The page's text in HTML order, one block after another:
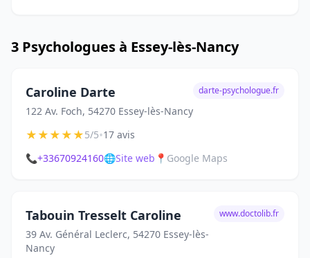
3 Psychologues à Essey-lès-Nancy
Caroline Darte
122 Av. Foch, 54270 Essey-lès-Nancy
darte-psychologue.fr
★★★★★5/5•17 avis
📞+33670924160🌐Site web 📍 Google Maps
Tabouin Tresselt Caroline
39 Av. Général Leclerc, 54270 Essey-lès-
Nancy
www.doctolib.fr